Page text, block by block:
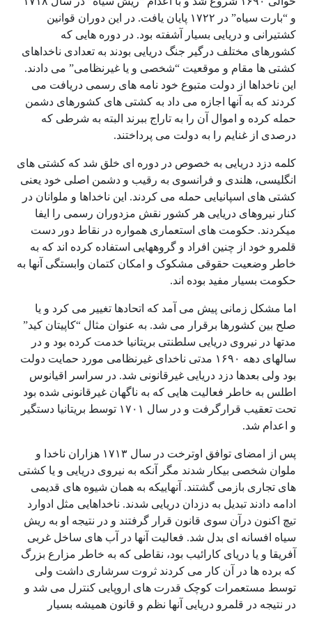
و “بارت سیاه” در ۱۷۲۲ پایان یافت. در این دوران قوانین
کشتیرانی و دریایی بسیار آشفته بود. در دوره هایی که
کشورهای مختلف درگیر جنگ دریایی بودند به تعدادی ناخداهای
کشتی ها مقام و موقعیت “شخصی و یا غیرنظامی” می دادند.
این ناخداها از دولت متبوع خود نامه های رسمی دریافت می
کردند که به آنها اجازه می داد به کشتی های کشورهای دشمن
حمله کرده و اموال آن را به تاراج ببرند البته به شرطی که
درصدی از غنایم را به دولت می پرداختند.
کلمه دزد دریایی به خصوص در دوره ای خلق شد که کشتی های
انگلیسی، هلندی و فرانسوی به رقیب و دشمن اصلی خود یعنی
کشتی های اسپانیایی حمله می کردند. این ناخداها و ملوانان در
کنار نیروهای دریایی هر کشور نقش مزدوران رسمی را ایفا
میکردند. حکومت های استعماری همواره در نقاط دور دست
قلمرو خود از چنین افراد و گروههایی استفاده کرده اند که به
خاطر وضعیت حقوقی مشکوک و امکان کتمان وابستگی آنها به
حکومت بسیار مفید بوده اند.
اما مشکل زمانی پیش می آمد که اتحادها تغییر می کرد و یا
صلح بین کشورها برقرار می شد. به عنوان مثال “کاپیتان کید”
مدتها در نیروی دریایی سلطنتی بریتانیا خدمت کرده بود و در
سالهای دهه ۱۶۹۰ مدتی ناخدای غیرنظامی مورد حمایت دولت
بود ولی بعدها دزد دریایی غیرقانونی شد. در سراسر اقیانوس
اطلس به خاطر فعالیت هایی که به ناگهان غیرقانونی شده بود
تحت تعقیب قرارگرفت و در سال ۱۷۰۱ توسط بریتانیا دستگیر
و اعدام شد.
پس از امضای توافق اوترخت در سال ۱۷۱۳ هزاران ناخدا و
ملوان شخصی بیکار شدند مگر آنکه به نیروی دریایی و یا کشتی
های تجاری بازمی گشتند. آنهاییکه به همان شیوه های قدیمی
ادامه دادند تبدیل به دزدان دریایی شدند. ناخداهایی مثل ادوارد
تیچ اکنون درآن سوی قانون قرار گرفتند و در نتیجه او به ریش
سیاه افسانه ای بدل شد. فعالیت آنها در آب های ساخل غربی
آفریقا و یا دریای کارائیب بود، نقاطی که به خاطر مزارع بزرگ
که برده ها در آن کار می کردند ثروت سرشاری داشت ولی
توسط مستعمرات کوچک قدرت های اروپایی کنترل می شد و
در نتیجه در قلمرو دریایی آنها نظم و قانون همیشه بسیار